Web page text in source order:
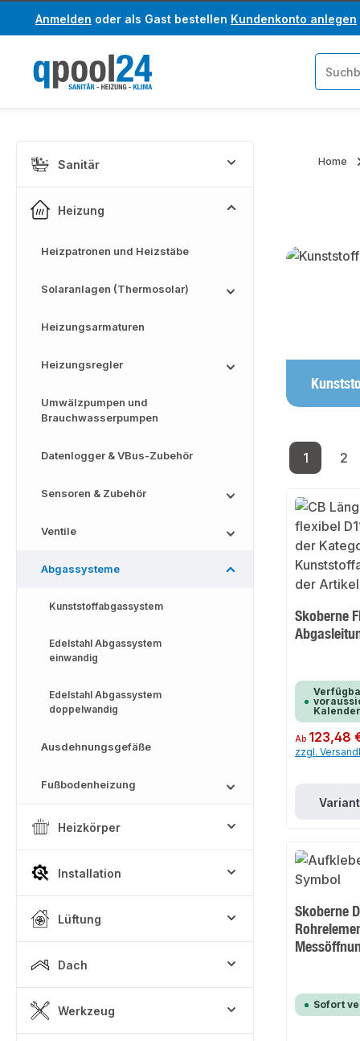
Hauptinhalt springen
Zur Suche springen
Anmelden oder als Gast bestellen Kundenkonto anlegen
Sanitär
Heizung
Heizpatronen und Heizstäbe
Solaranlagen (Thermosolar)
Heizungsarmaturen
Heizungsregler
Umwälzpumpen und
Brauchwasserpumpen
Datenlogger & VBus-Zubehör
Sensoren & Zubehör
Ventile
Abgassysteme
Kunststoffabgassystem
Edelstahl Abgassystem
einwandig
Edelstahl Abgassystem
doppelwandig
Ausdehnungsgefäße
Fußbodenheizung
Heizkörper
Installation
Lüftung
Dach
Werkzeug
Home
Seite
1 2
Skoberne
Regulärer Preis:
Ab 123,48
zzgl.
Skoberne
Sofort